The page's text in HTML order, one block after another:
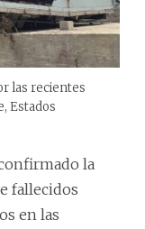
las recientes
Estados
la
fallecidos
en las